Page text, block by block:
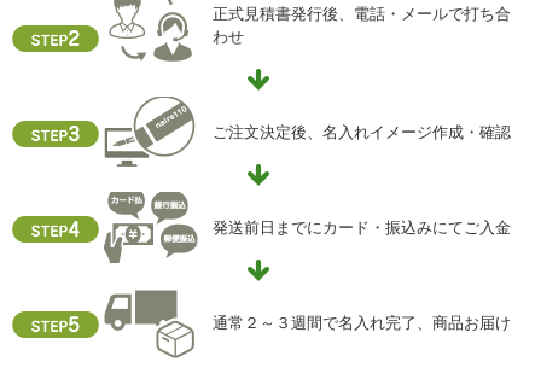
クッキーやウェブビーコン等を用いるなどして、本人が容
易に認識できない方法による個人情報の取得を行っており
ません。
i) 個人情報保護方針
当社ホームページの個人情報保護方針をご覧下さい
住所 ：大阪市中央区瓦屋町2-13-5
TEL ： 06-6763-5415
FAX ： 06-6763-0829
正式見積書発行後、電話・メールで打ち合
わせ
ご注文決定後、名入れイメージ作成・確認
発送前日までにカード・振込みにてご入金
通常２～３週間で名入れ完了、商品お届け